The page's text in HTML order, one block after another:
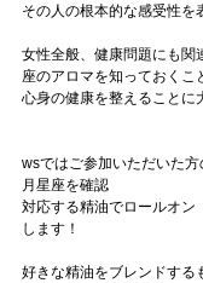
その人の根本的な感受性を
女性全般、健康問題にも関
座のアロマを知っておくこ
心身の健康を整えることに
wsではご参加いただいた
月星座を確認
対応する精油でロールオン
します！
好きな精油をブレンドする